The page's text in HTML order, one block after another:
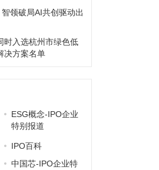
领破局AI共创驱动出
时入选杭州市绿色低
决方案名单
ESG概念-IPO企业
特别报道
IPO百科
中国芯-IPO企业特